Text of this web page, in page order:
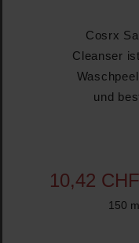
Cosrx
Cleanser
und
10,42 CHF
150